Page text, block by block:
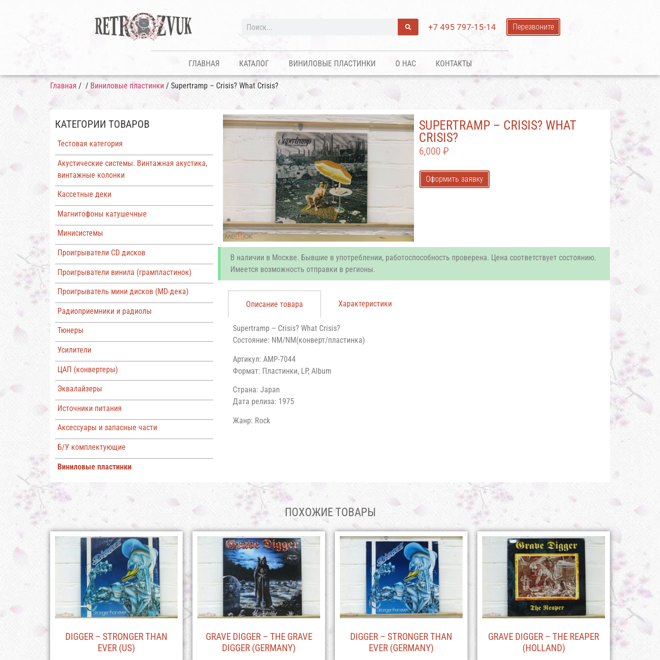
+7 495 797-15-14 Перезвоните
ГЛАВНАЯ КАТАЛОГ ВИНИЛОВЫЕ ПЛАСТИНКИ О НАС КОНТАКТЫ
Главная / / Виниловые пластинки / Supertramp – Crisis? What Crisis?
КАТЕГОРИИ ТОВАРОВ
Тестовая категория
Акустические системы. Винтажная акустика,
винтажные колонки
Кассетные деки
Магнитофоны катушечные
Минисистемы
Проигрыватели CD дисков
Проигрыватели винила (грампластинок)
Проигрыватель мини дисков (MD-дека)
Радиоприемники и радиолы
Тюнеры
Усилители
ЦАП (конвертеры)
Эквалайзеры
Источники питания
Аксессуары и запасные части
Б/У комплектующие
Виниловые пластинки
SUPERTRAMP – CRISIS? WHAT
CRISIS?
6,000 ₽
Оформить заявку
В наличии в Москве. Бывшие в употреблении, работоспособность проверена. Цена соответствует состоянию.
Имеется возможность отправки в регионы.
Описание товара Характеристики
Supertramp – Crisis? What Crisis?
Состояние: NM/NM(конверт/пластинка)
Артикул: AMP-7044
Формат: Пластинки, LP, Album
Страна: Japan
Дата релиза: 1975
Жанр: Rock
ПОХОЖИЕ ТОВАРЫ
DIGGER – STRONGER THAN
EVER (US)
GRAVE DIGGER – THE GRAVE
DIGGER (GERMANY)
DIGGER – STRONGER THAN
EVER (GERMANY)
GRAVE DIGGER – THE REAPER
(HOLLAND)